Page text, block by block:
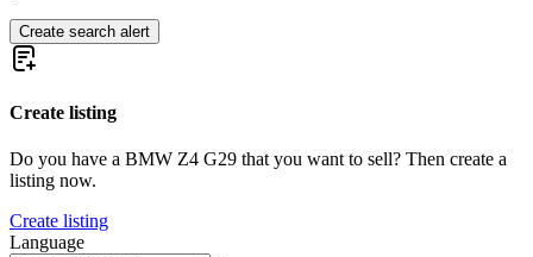
Create search alert
Create listing
Do you have a BMW Z4 G29 that you want to sell? Then create a
listing now.
Create listing
Language